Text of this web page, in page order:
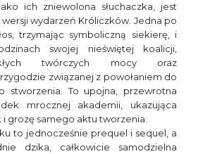
ich zniewolona słuchaczka, jest
wersji wydarzeń Króliczków. Jedna po
trzymając symboliczną siekierę, i
swojej nieświętej koalicji,
twórczych mocy oraz
związanej z powołaniem do
stworzenia. To upojna, przewrotna
mrocznej akademii, ukazująca
i grozę samego aktu tworzenia.
to jednocześnie prequel i sequel, a
dzika, całkowicie samodzielna